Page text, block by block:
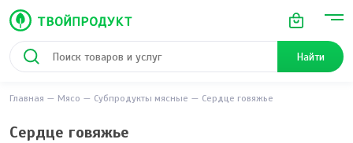
Найти
Главная Мясо Субпродукты мясные Сердце говяжье
Сердце говяжье